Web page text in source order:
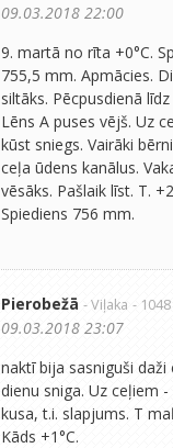
09.03.2018 22:00
9. martā no rīta +0°C.
755,5 mm. Apmācies.
siltāks. Pēcpusdienā līdz
Lēns A puses vējš. Uz
kūst sniegs. Vairāki
ceļa ūdens kanālus.
vēsāks. Pašlaik līst. T.
Spiediens 756 mm.
Pierobežā - Viļaka -
09.03.2018 23:07
naktī bija sasniguši daži
dienu sniga. Uz ceļiem -
kusa, t.i. slapjums. T
Kāds +1°C.